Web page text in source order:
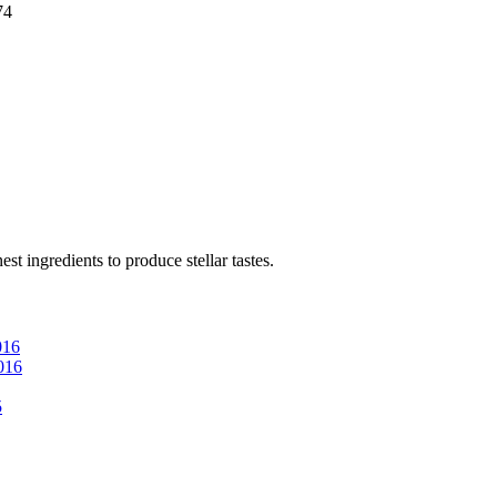
ingredients to produce stellar tastes.